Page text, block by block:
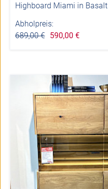
Highboard Miami in Basalt
Abholpreis:
689,00 € 590,00 €